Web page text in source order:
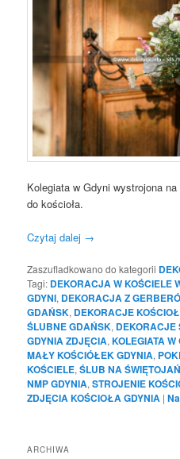
Kolegiata w Gdyni wystrojona
do kościoła.
Czytaj dalej →
Zaszufladkowano do kategorii
Tagi: DEKORACJA W KOŚCIELE
GDYNI, DEKORACJA Z
GDAŃSK, DEKORACJE
ŚLUBNE GDAŃSK, DEKORACJE
GDYNIA ZDJĘCIA,KOLEGIATA W
MAŁY KOŚCIÓŁEK GDYNIA,
KOŚCIELE,ŚLUB NA
NMP GDYNIA,STROJENIE
ZDJĘCIA KOŚCIOŁA GDYNIA |
ARCHIWA